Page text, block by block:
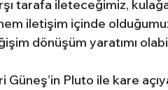
tarafa ileteceğimiz,
iletişim içinde
dönüşüm yaratımı
Güneş’in Pluto ile kare